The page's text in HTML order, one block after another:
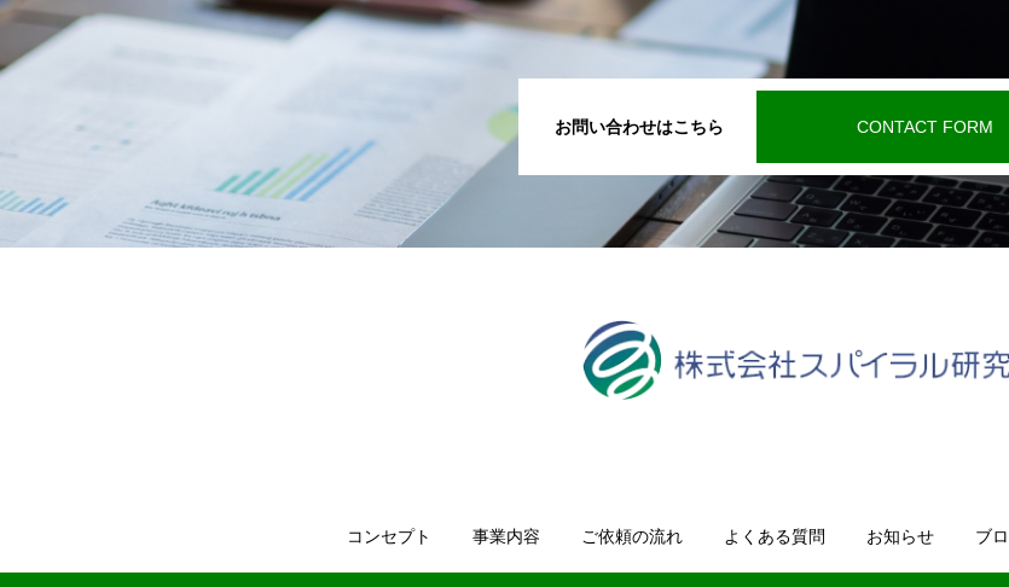
お問い合わせはこちら CONTACT FORM
コンセプト 事業内容 ご依頼の流れ よくある質問 お知らせ ブ